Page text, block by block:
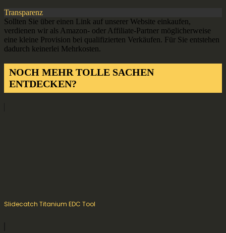
Transparenz
Sollten Sie über einen Link auf unserer Website einkaufen,
verdienen wir als Amazon- oder Affiliate-Partner möglicherweise
eine kleine Provision bei qualifizierten Verkäufen. Für Sie entstehen
dadurch keinerlei Mehrkosten.
NOCH MEHR TOLLE SACHEN
ENTDECKEN?
Slidecatch Titanium EDC Tool